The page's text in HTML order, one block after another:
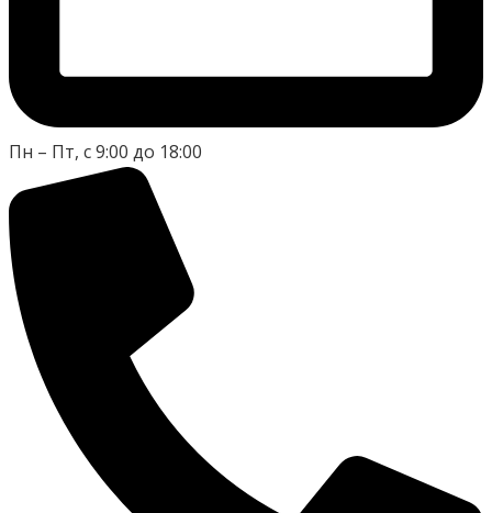
Пн – Пт, с 9:00 до 18:00